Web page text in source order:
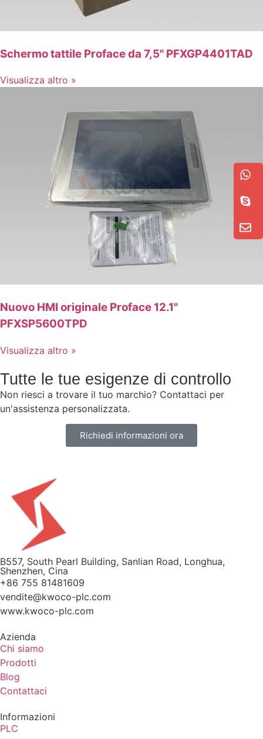
Schermo tattile Proface da 7,5" PFXGP4401TAD
Visualizza altro »
Nuovo HMI originale Proface 12.1"
PFXSP5600TPD
Visualizza altro »
Tutte le tue esigenze di controllo
Non riesci a trovare il tuo marchio? Contattaci per
un'assistenza personalizzata.
Richiedi informazioni ora
B557, South Pearl Building, Sanlian Road, Longhua,
Shenzhen, Cina
+86 755 81481609
vendite@kwoco-plc.com
www.kwoco-plc.com
Azienda
Chi siamo
Prodotti
Blog
Contattaci
Informazioni
PLC